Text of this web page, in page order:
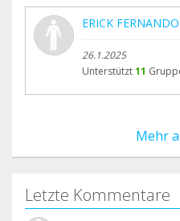
ERICK
26.1.2025
Unterstützt11
Mehr
Letzte Kommentare